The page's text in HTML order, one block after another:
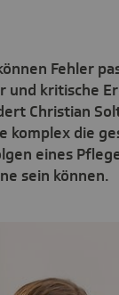
Fehler
und kritische
Christian
komplex die
eines
sein können.